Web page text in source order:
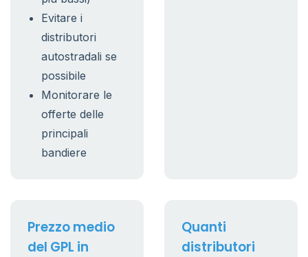
Evitare i
distributori
autostradali se
possibile
Monitorare le
offerte delle
principali
bandiere
Prezzo medio
del GPL in
Quanti
distributori